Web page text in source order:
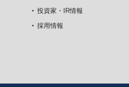
投資家・IR情報
採用情報